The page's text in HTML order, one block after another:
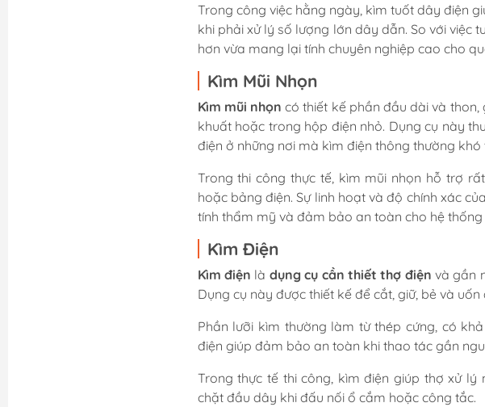
Trong công việc hằng ngày, kìm tuốt dây điện
khi phải xử lý số lượng lớn dây dẫn. So với
hơn vừa mang lại tính chuyên nghiệp cao cho
Kìm Mũi Nhọn
Kìm mũi nhọn có thiết kế phần đầu dài và
khuất hoặc trong hộp điện nhỏ. Dụng cụ này
điện ở những nơi mà kìm điện thông thường khó
Trong thi công thực tế, kìm mũi nhọn hỗ trợ
hoặc bảng điện. Sự linh hoạt và độ chính xác
tính thẩm mỹ và đảm bảo an toàn cho hệ thống
Kìm Điện
Kìm điện là dụng cụ cần thiết thợ điện và gần
Dụng cụ này được thiết kế để cắt, giữ, bẻ và
Phần lưỡi kìm thường làm từ thép cứng, có
điện giúp đảm bảo an toàn khi thao tác gần
Trong thực tế thi công, kìm điện giúp thợ xử
chặt đầu dây khi đấu nối ổ cắm hoặc công tắc.